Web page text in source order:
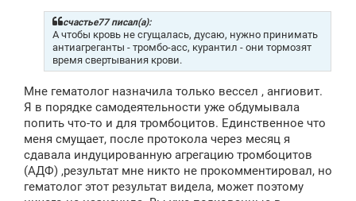
счастье77 писал(а):
А чтобы кровь не сгущалась, дусаю, нужно принимать
антиагреганты - тромбо-асс, курантил - они тормозят
время свертывания крови.
Мне гематолог назначила только вессел , ангиовит.
Я в порядке самодеятельности уже обдумывала
попить что-то и для тромбоцитов. Единственное что
меня смущает, после протокола через месяц я
сдавала индуцированную агрегацию тромбоцитов
(АДФ) ,результат мне никто не прокомментировал, но
гематолог этот результат видела, может поэтому